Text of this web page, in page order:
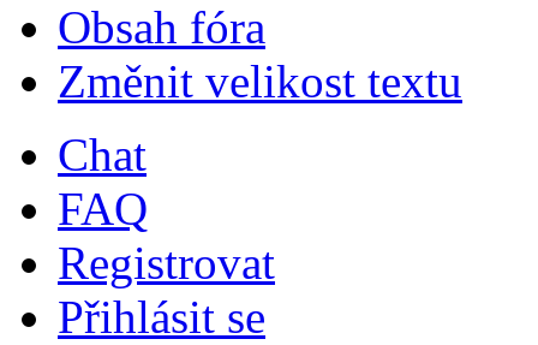
Obsah fóra
Změnit velikost textu
Chat
FAQ
Registrovat
Přihlásit se